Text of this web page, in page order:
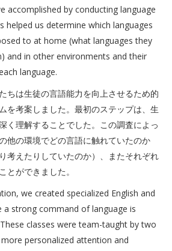
accomplished by conducting language
helped us determine which languages
to at home (what languages they
and in other environments and their
language.
ちは生徒の言語能力を向上させるため的
を考案しました。最初のステップは、生
く理解することでした。この調査によっ
他の環境でどの言語に触れていたのか
考えたりしていたのか）、またそれぞれ
とができました。
we created specialized English and
a strong command of language is
classes were team-taught by two
personalized attention and